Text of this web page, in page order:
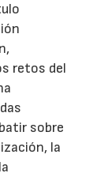
retos del
sobre
la